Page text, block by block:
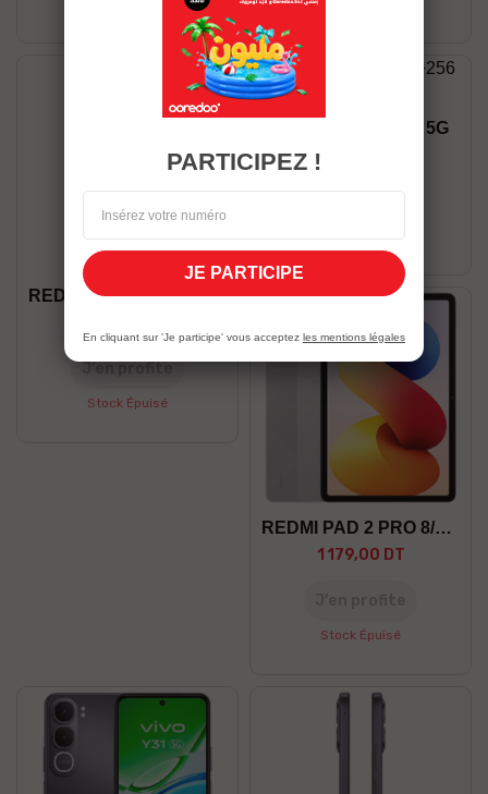
REDMI NOTE 15 8/256 5G
J’en profite
Stock Épuisé
Honor X9B 12/256 5G
1 199,00 DT
Stock Épuisé
REDMI PAD 2 PRO 8/256 5G
1 179,00 DT
Stock Épuisé
PARTICIPEZ !
JE PARTICIPE
En cliquant sur 'Je participe' vous acceptez les mentions légales